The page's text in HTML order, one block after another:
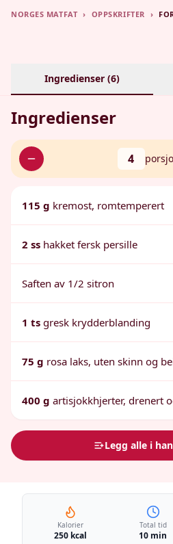
NORGES MATFAT › OPPSKRIFTER ›
Ingredienser (6)
Ingredienser
4
115 g kremost, romtemperert
2 ss hakket fersk persille
Saften av 1/2 sitron
1 ts gresk krydderblanding
75 g rosa laks, uten skinn og
400 g artisjokkhjerter, drenert
Legg alle i
Kalorier
250 kcal
Total tid
10 min